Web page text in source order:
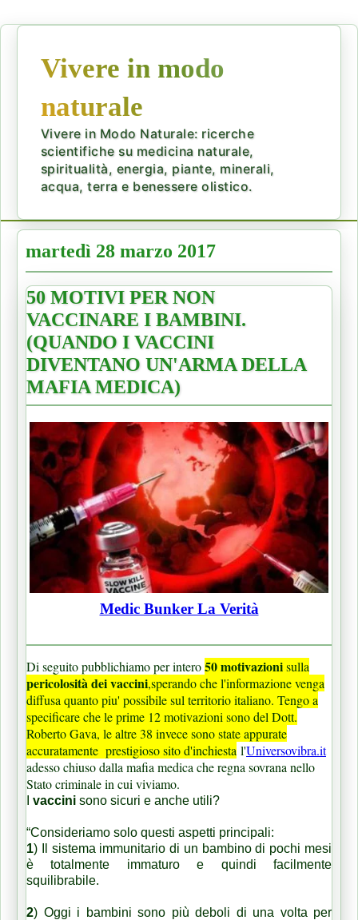
Vivere in modo
naturale
Vivere in Modo Naturale: ricerche
scientifiche su medicina naturale,
spiritualità, energia, piante, minerali,
acqua, terra e benessere olistico.
martedì 28 marzo 2017
50 MOTIVI PER NON
VACCINARE I BAMBINI.
(QUANDO I VACCINI
DIVENTANO UN'ARMA DELLA
MAFIA MEDICA)
Medic Bunker La Verità
Di seguito pubblichiamo per intero50 motivazionisulla
pericolosità dei vaccini,sperando che l'informazione venga
diffusa quanto piu' possibile sul territorio italiano. Tengo a
specificare che le prime 12 motivazioni sono del Dott.
Roberto Gava, le altre 38 invece sono state appurate
accuratamente prestigioso sito d'inchiesta l'Universovibra.it
adesso chiuso dalla mafia medica che regna sovrana nello
Stato criminale in cui viviamo.
vaccini sono sicuri e anche utili?
“Consideriamo solo questi aspetti principali:
1)
Il sistema immunitario di un bambino di pochi mesi
è totalmente immaturo e quindi facilmente
squilibrabile.
2) Oggi i bambini sono più deboli di una volta per